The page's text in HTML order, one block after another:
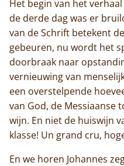
Het begin van het
de derde dag was er
van de Schrift betekent
gebeuren, nu wordt het
doorbraak naar
vernieuwing van
een overstelpende
van God, de Messiaanse
wijn. En niet de huiswijn
klasse! Un grand cru,
En we horen Johannes